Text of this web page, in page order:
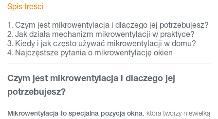
Spis treści
Czym jest mikrowentylacja i dlaczego jej potrzebujesz?
Jak działa mechanizm mikrowentylacji w praktyce?
Kiedy i jak często używać mikrowentylacji w domu?
Najczęstsze pytania o mikrowentylację okien
Czym jest mikrowentylacja i dlaczego jej
potrzebujesz?
Mikrowentylacja to specjalna pozycja okna, która tworzy niewielką